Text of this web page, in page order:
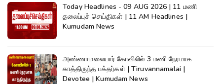
Today Headlines - 09 AUG 2026 | 11 மணி
தலைப்புச் செய்திகள் | 11 AM Headlines |
Kumudam News
அண்ணாமலையார் கோவிலில் 3 மணி நேரமாக
காத்திருந்த பக்தர்கள் | Tiruvannamalai |
Devotee | Kumudam News